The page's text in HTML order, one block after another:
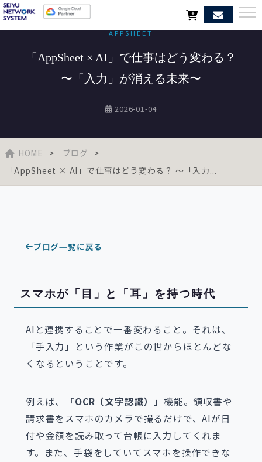
APPSHEET
「AppSheet × AI」で仕事はどう変わる？
〜「入力」が消える未来〜
2026-01-04
HOME
ブログ
「AppSheet × AI」で仕事はどう変わる？ 〜「入力...
ブログ一覧に戻る
スマホが「目」と「耳」を持つ時代
AIと連携することで一番変わること。それは、
「手入力」という作業がこの世からほとんどな
くなるということです。
例えば、 「OCR（文字認識）」機能。領収書や
請求書をスマホのカメラで撮るだけで、AIが日
付や金額を読み取って台帳に入力してくれま
す。また、手袋をしていてスマホを操作できな